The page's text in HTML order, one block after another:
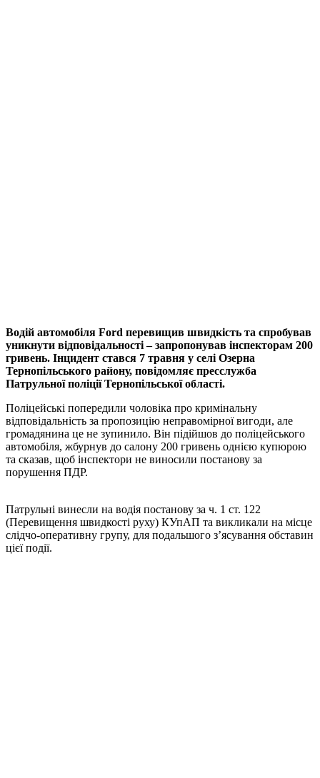
Водій автомобіля Ford перевищив швидкість та спробував
уникнути відповідальності – запропонував інспекторам 200
гривень. Інцидент стався 7 травня у селі Озерна
Тернопільського району, повідомляє пресслужба
Патрульної поліції Тернопільської області.
Поліцейські попередили чоловіка про кримінальну
відповідальність за пропозицію неправомірної вигоди, але
громадянина це не зупинило. Він підійшов до поліцейського
автомобіля, жбурнув до салону 200 гривень однією купюрою
та сказав, щоб інспектори не виносили постанову за
порушення ПДР.
Патрульні винесли на водія постанову за ч. 1 ст. 122
(Перевищення швидкості руху) КУпАП та викликали на місце
слідчо-оперативну групу, для подальшого з’ясування обставин
цієї події.